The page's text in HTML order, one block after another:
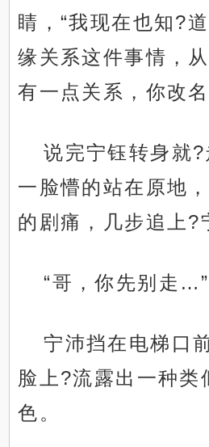
睛，“我现在也知?
缘关系这件事情，
有一点关系，你改
说完宁钰转身就
一脸懵的站在原地
的剧痛，几步追上?
“哥，你先别走…”
宁沛挡在电梯口
脸上?流露出一种类
色。